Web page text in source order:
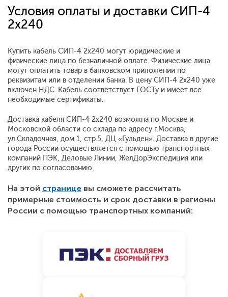
Условия оплаты и доставки СИП-4
2x240
Купить кабель СИП-4 2x240 могут юридические и
физические лица по безналичной оплате. Физические лица
могут оплатить товар в банковском приложении по
реквизитам или в отделении банка. В цену СИП-4 2x240 уже
включен НДС. Кабель соответствует ГОСТу и имеет все
необходимые сертификаты.
Доставка кабеля СИП-4 2x240 возможна по Москве и
Московской области со склада по адресу г.Москва,
ул.Складочная, дом 1, стр.5, ДЦ «Гульден». Доставка в другие
города России осуществляется с помощью транспортных
компаний ПЭК, Деловые Линии, ЖелДорЭкспедиция или
других по согласованию.
На этой странице вы сможете рассчитать
примерные стоимость и срок доставки в регионы
России с помощью транспортных компаний: